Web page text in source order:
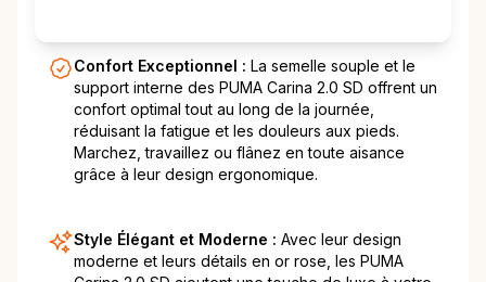
Confort Exceptionnel : La semelle souple et le
support interne des PUMA Carina 2.0 SD offrent un
confort optimal tout au long de la journée,
réduisant la fatigue et les douleurs aux pieds.
Marchez, travaillez ou flânez en toute aisance
grâce à leur design ergonomique.
Style Élégant et Moderne : Avec leur design
moderne et leurs détails en or rose, les PUMA